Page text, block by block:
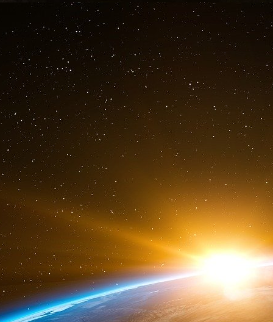
car comment ne pas voir que leRevenu
fainéants et de travail au noir en sus
déshérités extra européens qui campent
par le pitre Bennahmias et portée par les
aussi, on l’oublie un peu vite, par la ci-devant
Morizet.
C’est paraît-il l’une des idées neuves de la
sans distinction d’âge, sans considération
la recherche d’emploi. Le bonheur quoi.
soit le revenu des parents. Si on donne 700
500 petits milliards par an, à peine un quart du
Maintenant la réalité vraie, nous l’avons
surréaliste le 11 janvier entre
homologue, l’économiste Daniel Cohen.
directeur du Département d’économie de
Celui-ci du même souffle et en une seule
qu’il faut donc une mesure universelle pour
cibler pour ceux qui gagnent moins de 2 000
pour les moins de 2000 € ». C’est une figure
là, dire une chose pour mieux immédiatement